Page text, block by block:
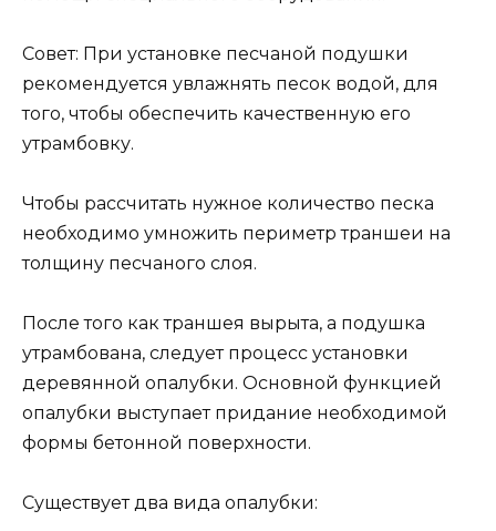
Совет: При установке песчаной подушки
рекомендуется увлажнять песок водой, для
того, чтобы обеспечить качественную его
утрамбовку.
Чтобы рассчитать нужное количество песка
необходимо умножить периметр траншеи на
толщину песчаного слоя.
После того как траншея вырыта, а подушка
утрамбована, следует процесс установки
деревянной опалубки. Основной функцией
опалубки выступает придание необходимой
формы бетонной поверхности.
Существует два вида опалубки: